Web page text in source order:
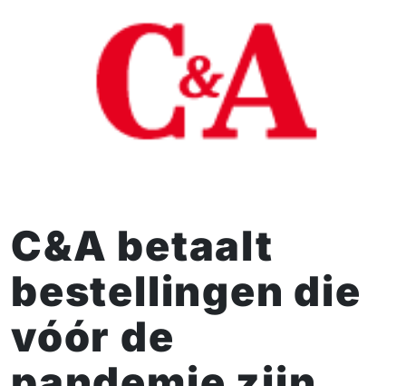
C&A betaalt
bestellingen die
vóór de